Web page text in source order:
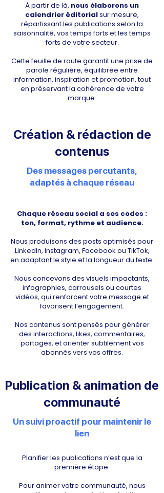
À partir de là, nous élaborons un
calendrier éditorialsur mesure,
répartissant les publications selon la
saisonnalité, vos temps forts et les temps
forts de votre secteur.
Cette feuille de route garantit une prise de
parole régulière, équilibrée entre
information, inspiration et promotion, tout
en préservant la cohérence de votre
marque.
Création & rédaction de
contenus
Des messages percutants,
adaptés à chaque réseau
Chaque réseau social a ses codes :
ton, format, rythme et audience.
Nous produisons des posts optimisés pour
LinkedIn, Instagram, Facebook ou TikTok,
en adaptant le style et la longueur du texte.
Nous concevons des visuels impactants,
infographies, carrousels ou courtes
vidéos, qui renforcent votre message et
favorisent l’engagement.
Nos contenus sont pensés pour générer
des interactions, likes, commentaires,
partages, et orienter subtilement vos
abonnés vers vos offres.
Publication & animation de
communauté
Un suivi proactif pour maintenir le
lien
Planifier les publications n’est que la
première étape.
Pour animer votre communauté, nous